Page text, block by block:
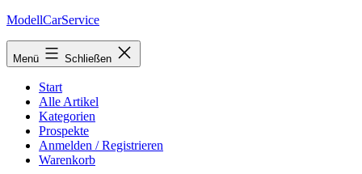
Zum
springen
ModellCarService
Menü Schließen
Start
Alle Artikel
Kategorien
Prospekte
Anmelden / Registrieren
Warenkorb